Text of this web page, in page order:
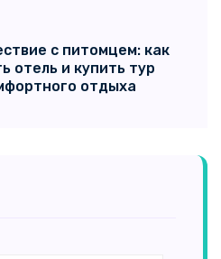
с питомцем: как
отель и купить тур
отдыха